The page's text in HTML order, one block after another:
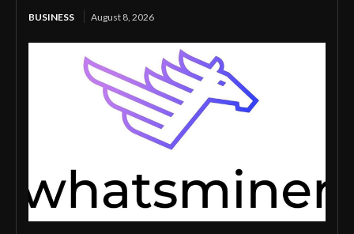
BUSINESS August 8, 2026